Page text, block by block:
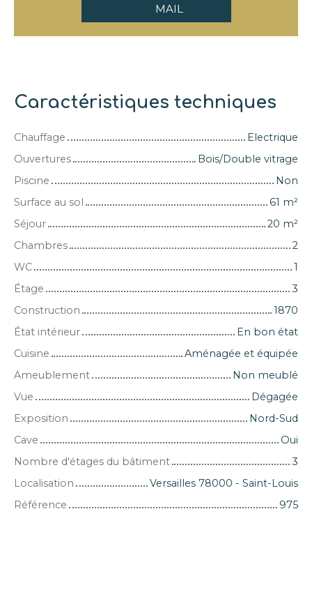
MAIL
Caractéristiques techniques
Chauffage
Electrique
Ouvertures
Bois/Double vitrage
Piscine
Non
Surface au sol
61 m²
Séjour
20 m²
Chambres
2
WC
1
Étage
3
Construction
1870
État intérieur
En bon état
Cuisine
Aménagée et équipée
Ameublement
Non meublé
Vue
Dégagée
Exposition
Nord-Sud
Cave
Oui
Nombre d'étages du bâtiment
3
Localisation
Versailles 78000 - Saint-Louis
Référence
975